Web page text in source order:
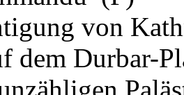
von
dem Durbar-